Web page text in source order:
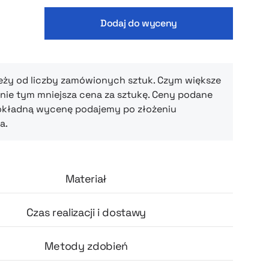
boxy świąteczne czy premium merch
zamknięcie dodaje całości
zawartości.
Dodaj do wyceny
od liczby zamówionych sztuk. Czym większe
tym mniejsza cena za sztukę. Ceny podane
wycenę podajemy po złożeniu
Materiał
Czas realizacji i dostawy
Metody zdobień